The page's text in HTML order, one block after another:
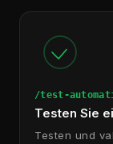
/test-
Testen Sie
Testen und